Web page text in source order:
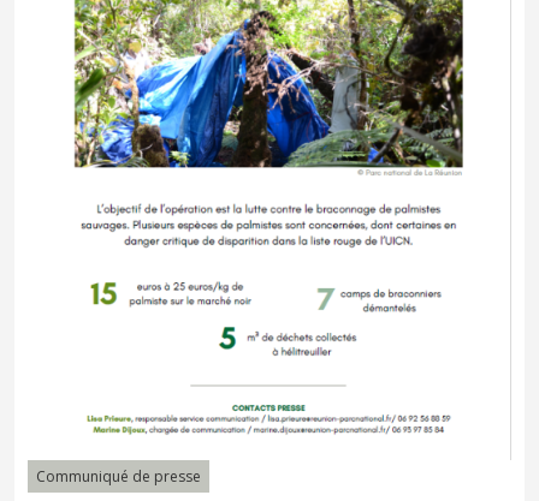
Communiqué de presse